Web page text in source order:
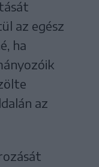
az egész
ha
az